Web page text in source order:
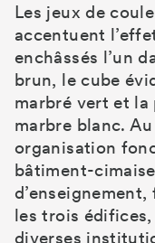
Les jeux de
accentuent
enchâssés l’un
brun, le cube
marbré vert et la
marbre blanc.
organisation
bâtiment-
les trois
diverses